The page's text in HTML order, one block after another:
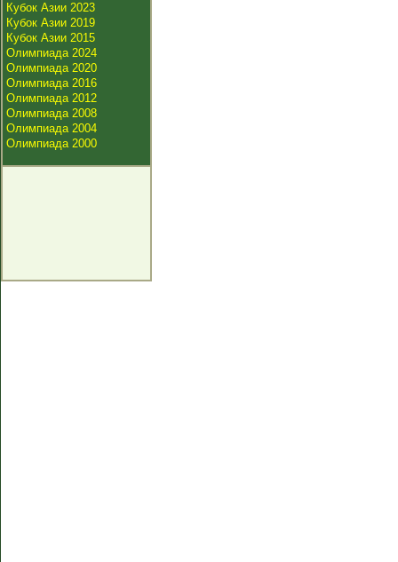
Кубок Азии 2023
Кубок Азии 2019
Кубок Азии 2015
Олимпиада 2024
Олимпиада 2020
Олимпиада 2016
Олимпиада 2012
Олимпиада 2008
Олимпиада 2004
Олимпиада 2000